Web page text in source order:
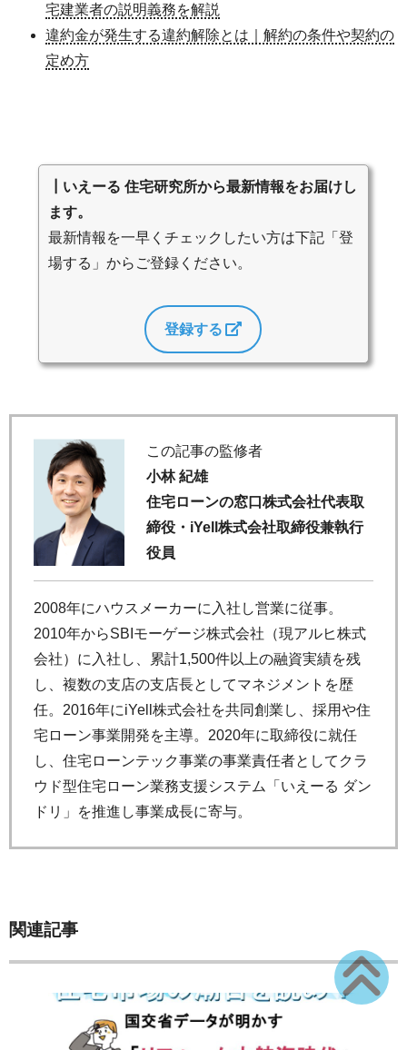
宅建業者の説明義務を解説
違約金が発生する違約解除とは｜解約の条件や契約の
定め方
┃いえーる 住宅研究所から最新情報をお届けし
ます。
最新情報を一早くチェックしたい方は下記「登
場する」からご登録ください。
登録する
この記事の監修者
小林 紀雄
住宅ローンの窓口株式会社代表取
締役・iYell株式会社取締役兼執行
役員
2008年にハウスメーカーに入社し営業に従事。
2010年からSBIモーゲージ株式会社（現アルヒ株式
会社）に入社し、累計1,500件以上の融資実績を残
し、複数の支店の支店長としてマネジメントを歴
任。2016年にiYell株式会社を共同創業し、採用や住
宅ローン事業開発を主導。2020年に取締役に就任
し、住宅ローンテック事業の事業責任者としてクラ
ウド型住宅ローン業務支援システム「いえーる ダン
ドリ」を推進し事業成長に寄与。
関連記事